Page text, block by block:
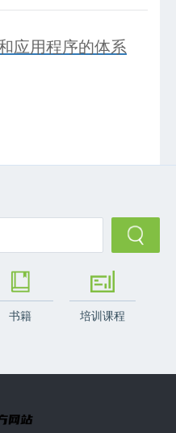
应用程序的体系
书籍 培训课程